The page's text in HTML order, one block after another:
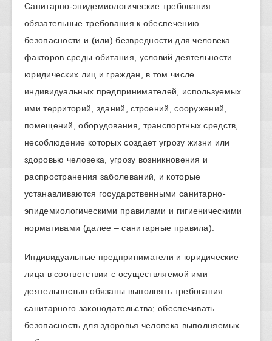
Санитарно-эпидемиологические требования –
обязательные требования к обеспечению
безопасности и (или) безвредности для человека
факторов среды обитания, условий деятельности
юридических лиц и граждан, в том числе
индивидуальных предпринимателей, используемых
ими территорий, зданий, строений, сооружений,
помещений, оборудования, транспортных средств,
несоблюдение которых создает угрозу жизни или
здоровью человека, угрозу возникновения и
распространения заболеваний, и которые
устанавливаются государственными санитарно-
эпидемиологическими правилами и гигиеническими
нормативами (далее – санитарные правила).
Индивидуальные предприниматели и юридические
лица в соответствии с осуществляемой ими
деятельностью обязаны выполнять требования
санитарного законодательства; обеспечивать
безопасность для здоровья человека выполняемых